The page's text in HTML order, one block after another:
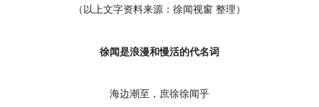
（以上文字资料来源：徐闻视窗 整理）
徐闻是浪漫和慢活的代名词
海边潮至，庶徐徐闻乎